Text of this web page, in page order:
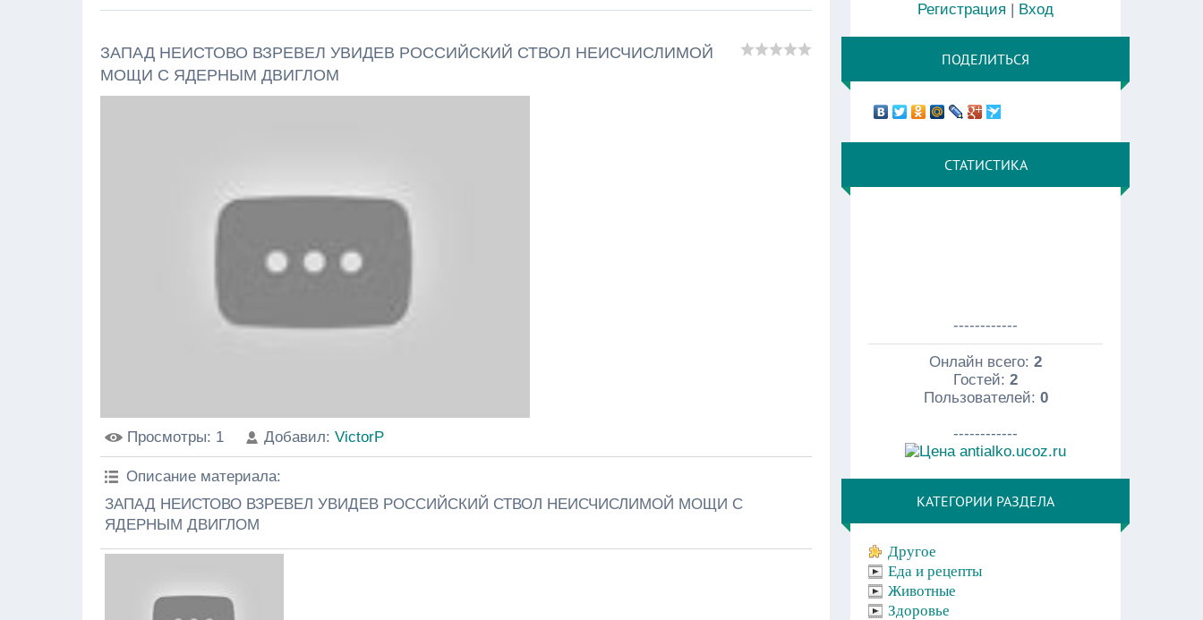
ЗАПАД НЕИСТОВО ВЗРЕВЕЛ УВИДЕВ РОССИЙСКИЙ СТВОЛ НЕИСЧИСЛИМОЙ
МОЩИ С ЯДЕРНЫМ ДВИГЛОМ
Просмотры: 1 Добавил: VictorP
Описание материала:
ЗАПАД НЕИСТОВО ВЗРЕВЕЛ УВИДЕВ РОССИЙСКИЙ СТВОЛ НЕИСЧИСЛИМОЙ МОЩИ С
ЯДЕРНЫМ ДВИГЛОМ
Регистрация | Вход
ПОДЕЛИТЬСЯ
СТАТИСТИКА
------------
Онлайн всего:2
Гостей:2
Пользователей: 0
------------
КАТЕГОРИИ РАЗДЕЛА
Другое
Еда и рецепты
Животные
Здоровье